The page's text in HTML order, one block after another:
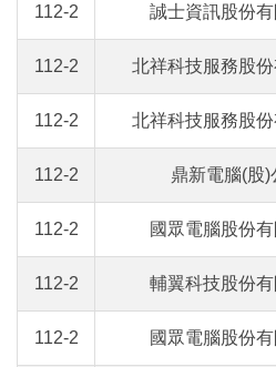
112-2 誠士資訊股份有
112-2 北祥科技服務股份
112-2 北祥科技服務股份
112-2 鼎新電腦(股)
112-2 國眾電腦股份有
112-2 輔翼科技股份有
112-2 國眾電腦股份有